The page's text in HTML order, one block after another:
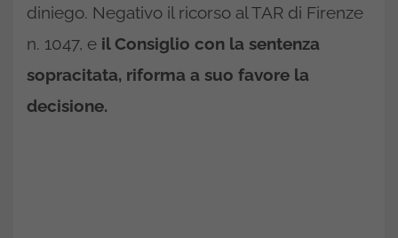
diniego. Negativo il ricorso al TAR di Firenze
n. 1047, e il Consiglio con la sentenza
sopracitata, riforma a suo favore la
decisione.